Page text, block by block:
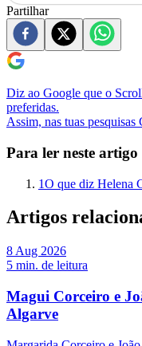
Partilhar
Diz ao Google que o
preferidas.
Assim, nas tuas
Para ler neste artigo
1O que diz Helena
Artigos
8 Aug 2026
5 min. de leitura
Magui Corceiro e
Algarve